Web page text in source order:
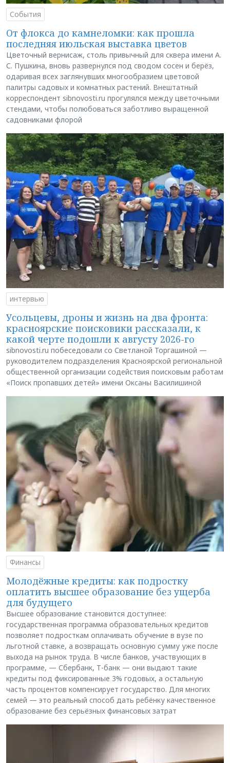
События
От флокса до камнеломки: как прошла
последняя июльская выставка цветов
Цветочный вернисаж, столь привычный для сквера имени А.
С. Пушкина, вновь развернулся под сводом сосен и берёз,
одаривая всех заглянувших многообразием цветовой
палитры садовых и комнатных растений. Внештатный
корреспондент sibnovosti.ru прогулялся между цветочными
стендами, чтобы полюбоваться заботливо выращенной
садовниками флорой
интервью
Усольцевы, дроны и жизнь на два фронта:
красноярские поисковики рассказали, к
какой черте подошли к августу 2026-го
sibnovosti.ru побеседовали со Светланой Торгашиной —
руководителем подразделения Красноярской региональной
общественной организации содействия поисковым работам
«Поиск пропавших детей» имени Оксаны Василишиной
Финансы
Молодёжные кредиты: как подростку
оплатить высшее образование без ущерба
для будущего
Высшее образование становится доступнее:
государственная программа образовательных кредитов
позволяет подросткам оплачивать обучение в вузе по
льготной ставке, а возвращать основную сумму уже после
выхода на рынок труда. В числе банков, участвующих в
программе, — Сбербанк, Т-банк — они выдают такие
кредиты под фиксированные 3% годовых, а остальную
часть процентов компенсирует государство. Для многих
семей — это реальный способ дать ребёнку качественное
образование без серьёзных финансовых затрат